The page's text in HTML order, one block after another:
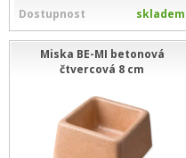
Dostupnost skladem
Miska BE-MI betonová
čtvercová 8 cm